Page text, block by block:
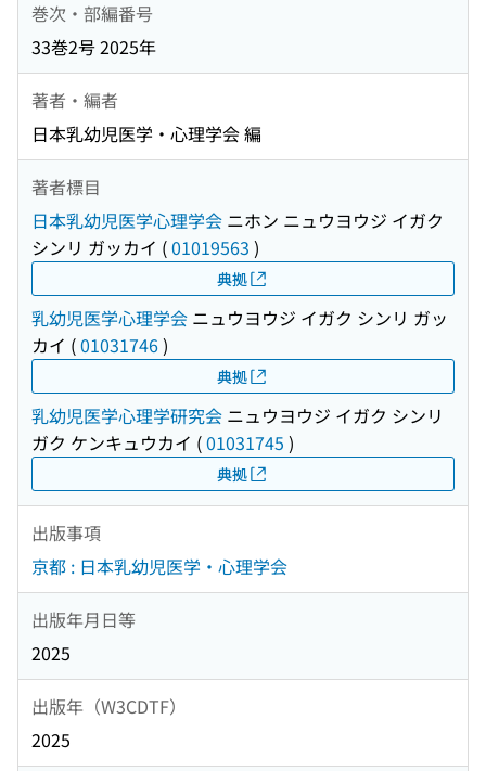
巻次・部編番号
33巻2号 2025年
著者・編者
日本乳幼児医学・心理学会 編
著者標目
日本乳幼児医学心理学会 ニホン ニュウヨウジ イガク
シンリ ガッカイ (01019563 )
典拠
乳幼児医学心理学会 ニュウヨウジ イガク シンリ ガッ
カイ (01031746)
典拠
乳幼児医学心理学研究会 ニュウヨウジ イガク シンリ
ガク ケンキュウカイ (01031745 )
典拠
出版事項
京都 : 日本乳幼児医学・心理学会
出版年月日等
2025
出版年（W3CDTF）
2025